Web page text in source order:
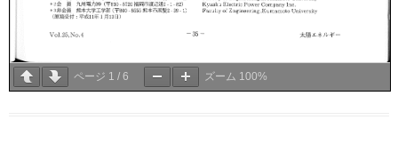
ページ 1 / 6 ズーム 100%